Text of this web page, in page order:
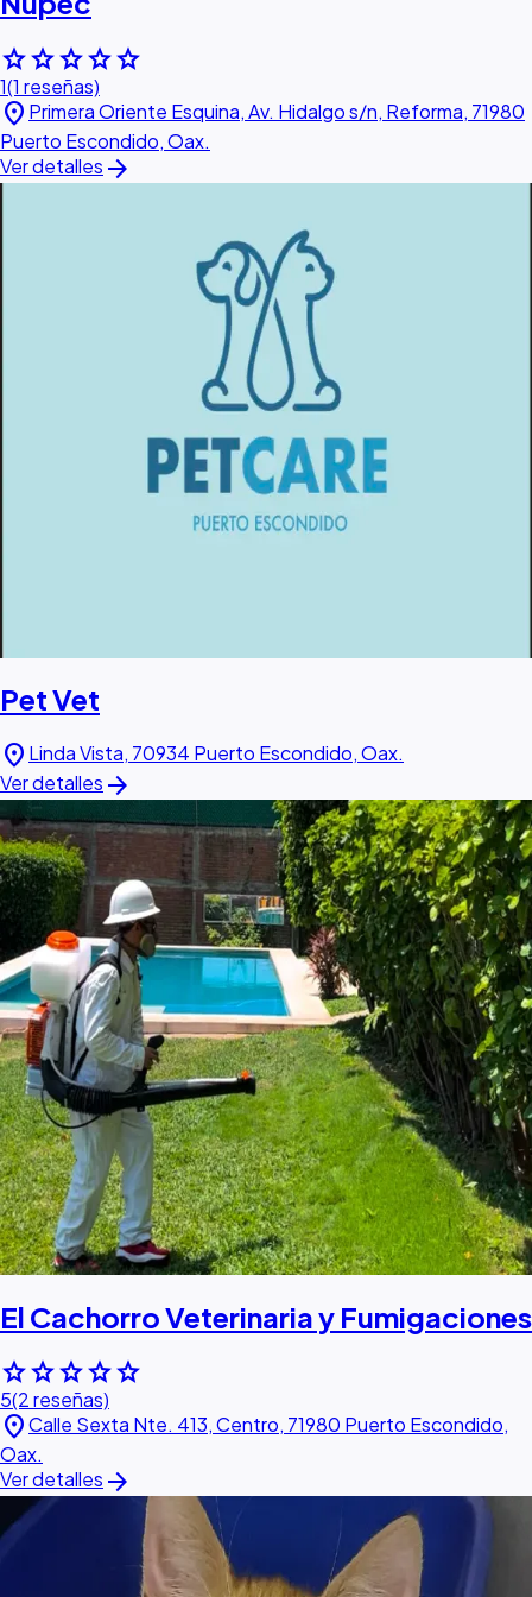
starstarstarstarstar
1(1 reseñas)
location_on Primera Oriente Esquina, Av. Hidalgo s/n, Reforma, 71980
Puerto Escondido, Oax.
Ver detalles arrow_forward
Pet Vet
location_on Linda Vista, 70934 Puerto Escondido, Oax.
Ver detalles arrow_forward
El Cachorro Veterinaria y Fumigaciones
starstarstarstarstar
5(2 reseñas)
location_onCalle Sexta Nte. 413, Centro, 71980 Puerto Escondido,
Oax.
Ver detalles arrow_forward